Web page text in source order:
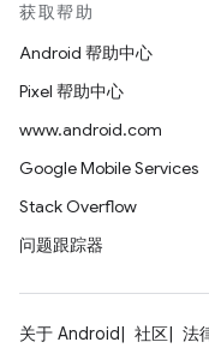
获取帮助
Android 帮助中心
Pixel 帮助中心
www.android.com
Google Mobile Services
Stack Overflow
问题跟踪器
关于 Android 社区 法